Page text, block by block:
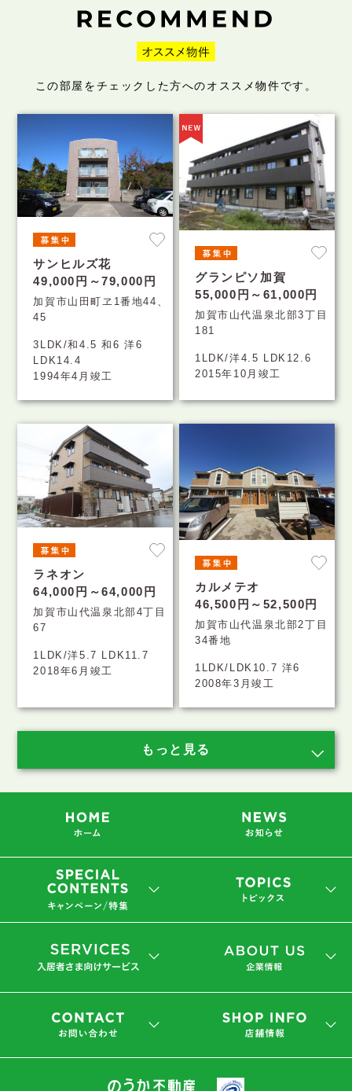
この部屋をチェックした方へのオススメ物件です。
サンヒルズ花
49,000円～79,000円
加賀市山田町ヱ1番地44、
45
3LDK/和4.5 和6 洋6
LDK14.4
1994年4月竣工
グランピソ加賀
55,000円～61,000円
加賀市山代温泉北部3丁目
181
1LDK/洋4.5 LDK12.6
2015年10月竣工
ラネオン
64,000円～64,000円
加賀市山代温泉北部4丁目
67
1LDK/洋5.7 LDK11.7
2018年6月竣工
カルメテオ
46,500円～52,500円
加賀市山代温泉北部2丁目
34番地
1LDK/LDK10.7 洋6
2008年3月竣工